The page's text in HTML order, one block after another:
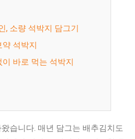
, 소량 석박지 담그기
약 석박지
이 바로 먹는 석박지
습니다. 매년 담그는 배추김치도